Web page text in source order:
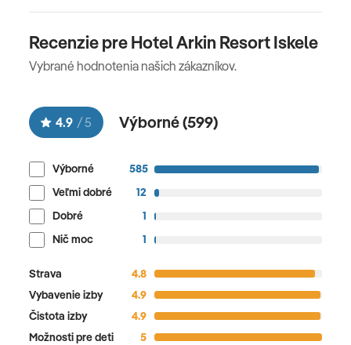
Recenzie pre Hotel Arkin Resort Iskele
Vybrané hodnotenia našich zákazníkov.
4.9 /5 Výborné (599)
Výborné
585
Veľmi dobré
12
Dobré
1
Nič moc
1
Strava
4.8
Vybavenie izby
4.9
Čistota izby
4.9
Možnosti pre deti
5